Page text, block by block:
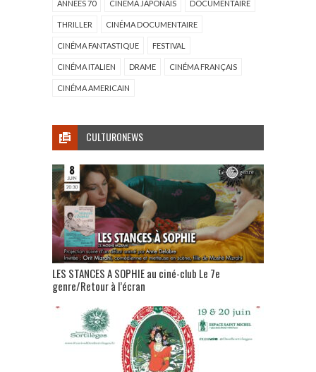
ANNÉES 70 CINÉMA JAPONAIS DOCUMENTAIRE
THRILLER CINÉMA DOCUMENTAIRE
CINÉMA FANTASTIQUE FESTIVAL
CINÉMA ITALIEN DRAME CINÉMA FRANÇAIS
CINÉMA AMERICAIN
CULTURONEWS
LES STANCES A SOPHIE au ciné-club Le 7e
genre/Retour à l’écran